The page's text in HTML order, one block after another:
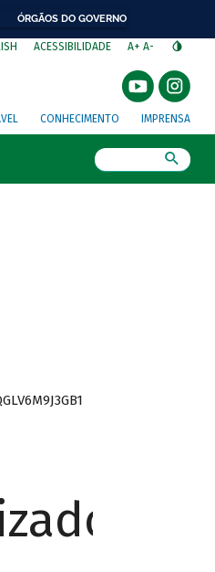
ÓRGÃOS DO GOVERNO
ACESSIBILIDADE A+ A-
CONHECIMENTO IMPRENSA